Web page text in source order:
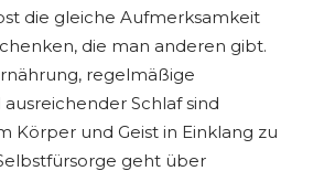
die gleiche Aufmerksamkeit
die man anderen gibt.
regelmäßige
Schlaf sind
Körper und Geist in Einklang zu
geht über